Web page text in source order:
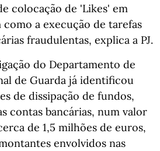
colocação de 'Likes' em
como a execução de tarefas
fraudulentas, explica a PJ.
do Departamento de
de Guarda já identificou
de dissipação de fundos,
contas bancárias, num valor
de 1,5 milhões de euros,
envolvidos nas